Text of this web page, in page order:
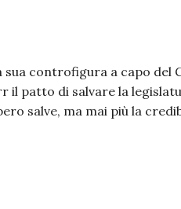
sua controfigura a capo del
il patto di salvare la
salve, ma mai più la